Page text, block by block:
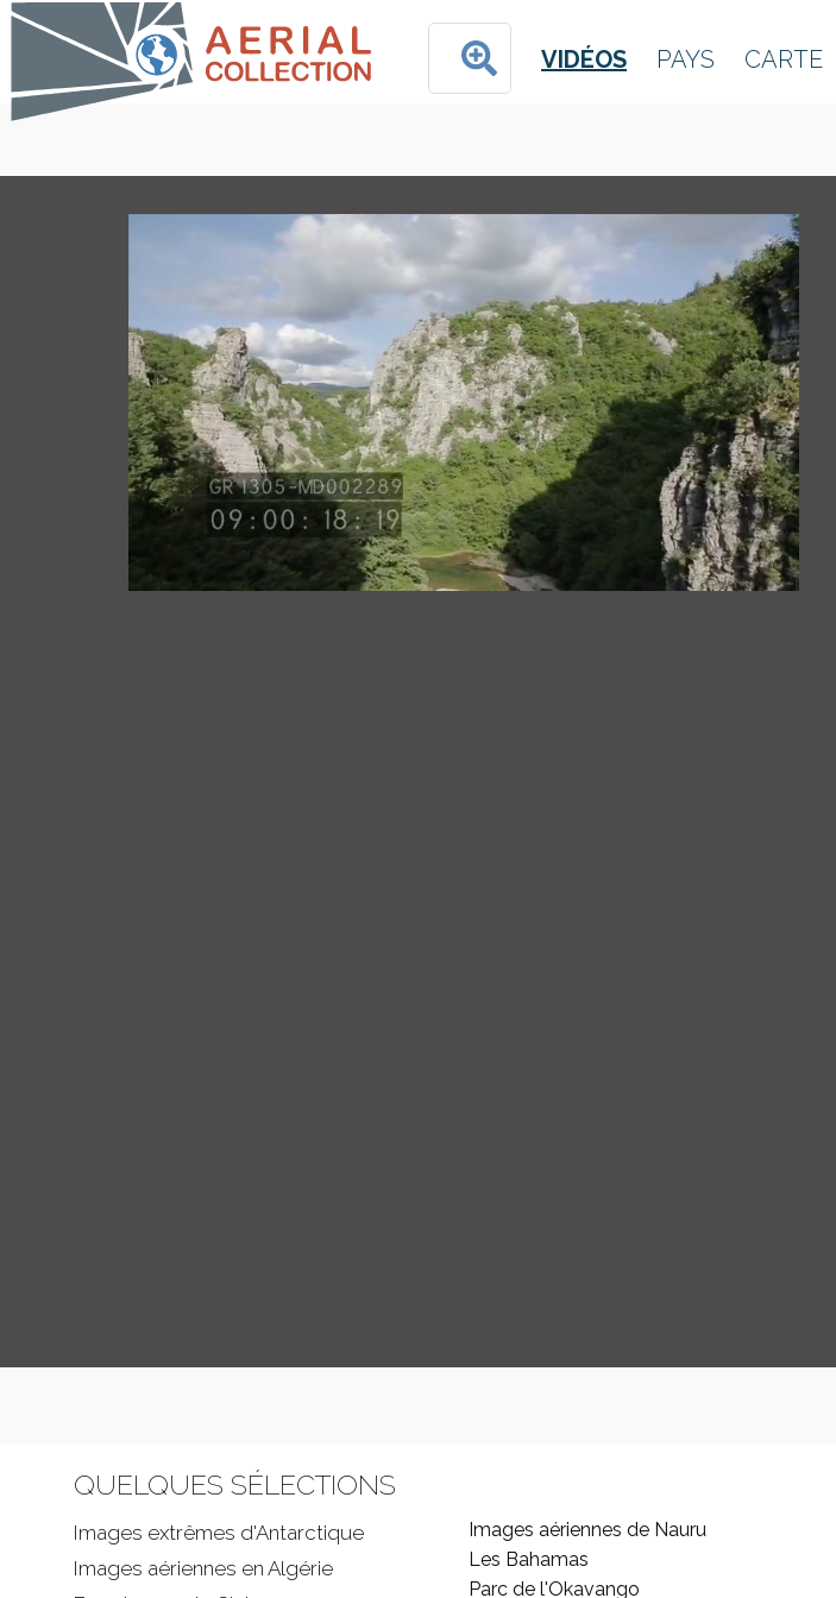
VIDÉOS PAYS CARTE
QUELQUES SÉLECTIONS
Images extrêmes d'Antarctique
Images aériennes en Algérie
Images aériennes de Nauru
Les Bahamas
Parc de l'Okavango